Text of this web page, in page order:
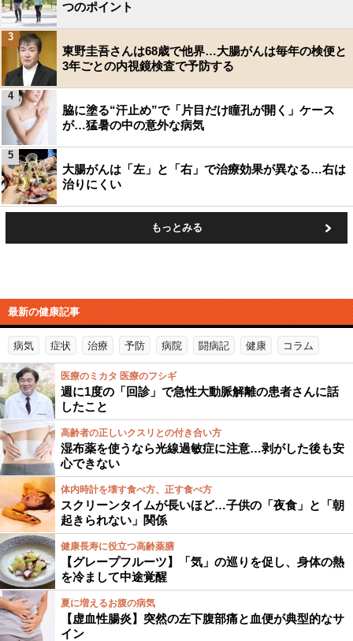
つのポイント
東野圭吾さんは68歳で他界…大腸がんは毎年の検便と
3年ごとの内視鏡検査で予防する
3
脇に塗る“汗止め”で「片目だけ瞳孔が開く」ケース
が…猛暑の中の意外な病気
4
大腸がんは「左」と「右」で治療効果が異なる…右は
治りにくい
5
もっとみる
最新の健康記事
病気 症状 治療 予防 病院 闘病記 健康 コラム
医療のミカタ 医療のフシギ
週に1度の「回診」で急性大動脈解離の患者さんに話
したこと
高齢者の正しいクスリとの付き合い方
湿布薬を使うなら光線過敏症に注意…剥がした後も安
心できない
体内時計を壊す食べ方、正す食べ方
スクリーンタイムが長いほど…子供の「夜食」と「朝
起きられない」関係
健康長寿に役立つ高齢薬膳
【グレープフルーツ】「気」の巡りを促し、身体の熱
を冷まして中途覚醒
夏に増えるお腹の病気
【虚血性腸炎】突然の左下腹部痛と血便が典型的なサ
イン